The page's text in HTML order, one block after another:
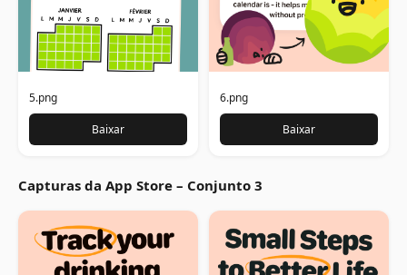
5.png
Baixar
6.png
Baixar
Capturas da App Store – Conjunto 3